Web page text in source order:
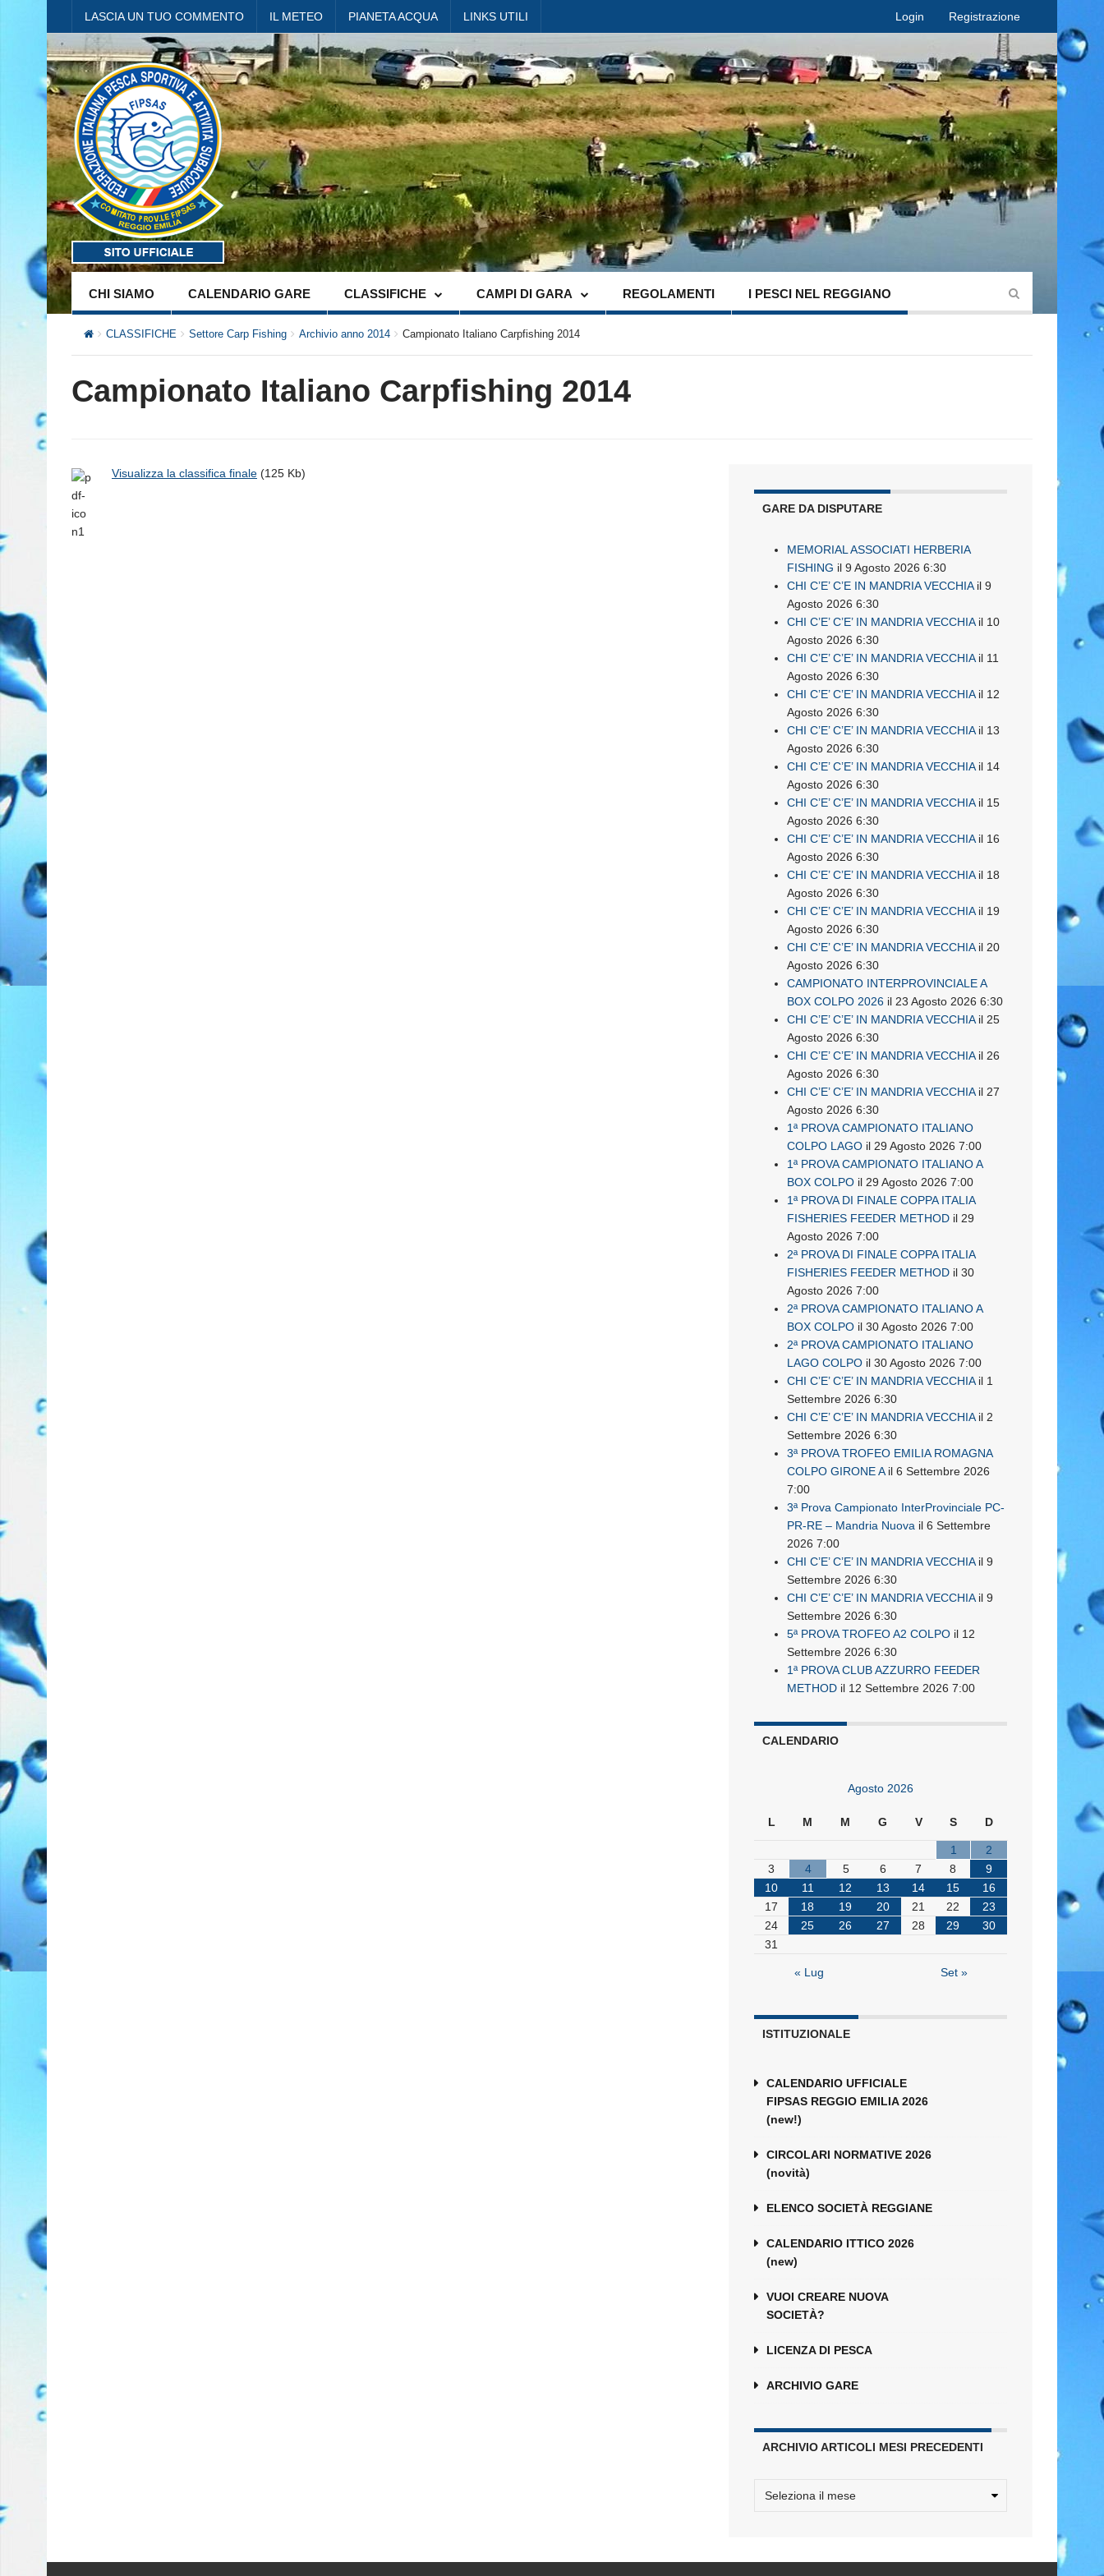
LASCIA UN TUO COMMENTO IL METEO PIANETA ACQUA LINKS UTILI Login Registrazione
CHI SIAMO CALENDARIO GARE CLASSIFICHE CAMPI DI GARA REGOLAMENTI I PESCI NEL REGGIANO
CLASSIFICHE Settore Carp Fishing Archivio anno 2014 Campionato Italiano Carpfishing 2014
Campionato Italiano Carpfishing 2014
Visualizza la classifica finale (125 Kb)
GARE DA DISPUTARE
MEMORIAL ASSOCIATI HERBERIA
FISHING il 9 Agosto 2026 6:30
CHI C’E’ C’E IN MANDRIA VECCHIAil 9
Agosto 2026 6:30
CHI C’E’ C’E’ IN MANDRIA VECCHIAil 10
Agosto 2026 6:30
CHI C’E’ C’E’ IN MANDRIA VECCHIAil 11
Agosto 2026 6:30
CHI C’E’ C’E’ IN MANDRIA VECCHIAil 12
Agosto 2026 6:30
CHI C’E’ C’E’ IN MANDRIA VECCHIAil 13
Agosto 2026 6:30
CHI C’E’ C’E’ IN MANDRIA VECCHIAil 14
Agosto 2026 6:30
CHI C’E’ C’E’ IN MANDRIA VECCHIAil 15
Agosto 2026 6:30
CHI C’E’ C’E’ IN MANDRIA VECCHIAil 16
Agosto 2026 6:30
CHI C’E’ C’E’ IN MANDRIA VECCHIAil 18
Agosto 2026 6:30
CHI C’E’ C’E’ IN MANDRIA VECCHIAil 19
Agosto 2026 6:30
CHI C’E’ C’E’ IN MANDRIA VECCHIAil 20
Agosto 2026 6:30
CAMPIONATO INTERPROVINCIALE A
BOX COLPO 2026 il 23 Agosto 2026 6:30
CHI C’E’ C’E’ IN MANDRIA VECCHIAil 25
Agosto 2026 6:30
CHI C’E’ C’E’ IN MANDRIA VECCHIAil 26
Agosto 2026 6:30
CHI C’E’ C’E’ IN MANDRIA VECCHIAil 27
Agosto 2026 6:30
1ª PROVA CAMPIONATO ITALIANO
COLPO LAGO il 29 Agosto 2026 7:00
1ª PROVA CAMPIONATO ITALIANO A
BOX COLPO il 29 Agosto 2026 7:00
1ª PROVA DI FINALE COPPA ITALIA
FISHERIES FEEDER METHOD il 29
Agosto 2026 7:00
2ª PROVA DI FINALE COPPA ITALIA
FISHERIES FEEDER METHOD il 30
Agosto 2026 7:00
2ª PROVA CAMPIONATO ITALIANO A
BOX COLPO il 30 Agosto 2026 7:00
2ª PROVA CAMPIONATO ITALIANO
LAGO COLPO il 30 Agosto 2026 7:00
CHI C’E’ C’E’ IN MANDRIA VECCHIAil 1
Settembre 2026 6:30
CHI C’E’ C’E’ IN MANDRIA VECCHIAil 2
Settembre 2026 6:30
3ª PROVA TROFEO EMILIA ROMAGNA
COLPO GIRONE Ail 6 Settembre 2026
7:00
3ª Prova Campionato InterProvinciale PC-
PR-RE – Mandria Nuova il 6 Settembre
2026 7:00
CHI C’E’ C’E’ IN MANDRIA VECCHIAil 9
Settembre 2026 6:30
CHI C’E’ C’E’ IN MANDRIA VECCHIAil 9
Settembre 2026 6:30
5ª PROVA TROFEO A2 COLPO il 12
Settembre 2026 6:30
1ª PROVA CLUB AZZURRO FEEDER
METHOD il 12 Settembre 2026 7:00
CALENDARIO
Agosto 2026
L M M G V S D
1
2
3
4 5 6 7 8
9
10
11 12 13 14 15
16
17
18 19 20 21 22
23
24
25 26 27 28 29
30
31
« Lug Set »
ISTITUZIONALE
CALENDARIO UFFICIALE
FIPSAS REGGIO EMILIA 2026
(new!)
CIRCOLARI NORMATIVE 2026
(novità)
ELENCO SOCIETÀ REGGIANE
CALENDARIO ITTICO 2026
(new)
VUOI CREARE NUOVA
SOCIETÀ?
LICENZA DI PESCA
ARCHIVIO GARE
ARCHIVIO ARTICOLI MESI PRECEDENTI